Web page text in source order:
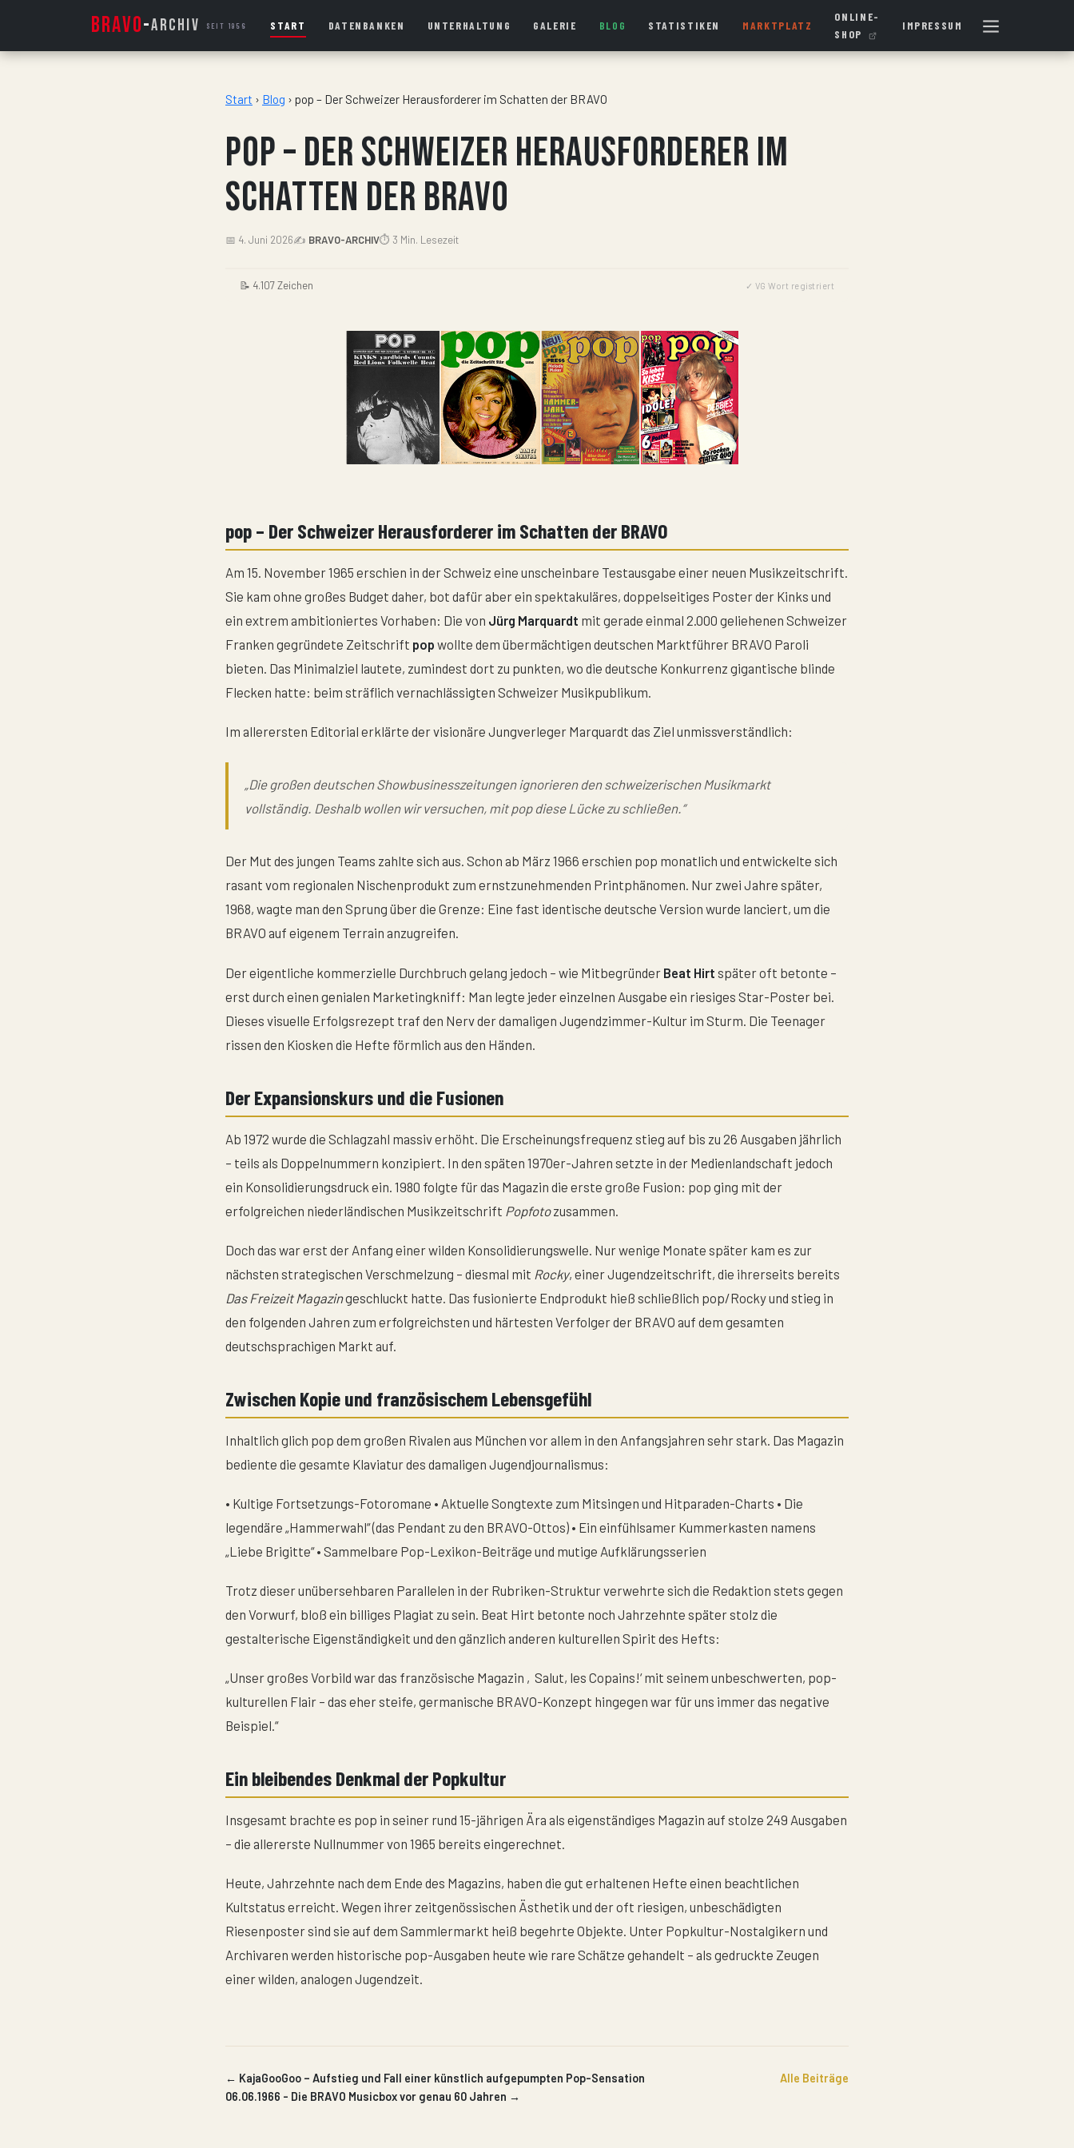
BRAVO-ARCHIV SEIT 1956 START DATENBANKEN UNTERHALTUNG GALERIE BLOG STATISTIKEN MARKTPLATZ
ONLINE-
SHOP
IMPRESSUM
Start › Blog › pop – Der Schweizer Herausforderer im Schatten der BRAVO
pop – Der Schweizer Herausforderer im
Schatten der BRAVO
📅 4. Juni 2026✍️ BRAVO-ARCHIV⏱ 3 Min. Lesezeit
📝 4.107 Zeichen ✓ VG Wort registriert
pop – Der Schweizer Herausforderer im Schatten der BRAVO
Am 15. November 1965 erschien in der Schweiz eine unscheinbare Testausgabe einer neuen Musikzeitschrift.
Sie kam ohne großes Budget daher, bot dafür aber ein spektakuläres, doppelseitiges Poster der Kinks und
ein extrem ambitioniertes Vorhaben: Die von Jürg Marquardt mit gerade einmal 2.000 geliehenen Schweizer
Franken gegründete Zeitschrift pop wollte dem übermächtigen deutschen Marktführer BRAVO Paroli
bieten. Das Minimalziel lautete, zumindest dort zu punkten, wo die deutsche Konkurrenz gigantische blinde
Flecken hatte: beim sträflich vernachlässigten Schweizer Musikpublikum.
Im allerersten Editorial erklärte der visionäre Jungverleger Marquardt das Ziel unmissverständlich:
„Die großen deutschen Showbusinesszeitungen ignorieren den schweizerischen Musikmarkt
vollständig. Deshalb wollen wir versuchen, mit pop diese Lücke zu schließen.“
Der Mut des jungen Teams zahlte sich aus. Schon ab März 1966 erschien pop monatlich und entwickelte sich
rasant vom regionalen Nischenprodukt zum ernstzunehmenden Printphänomen. Nur zwei Jahre später,
1968, wagte man den Sprung über die Grenze: Eine fast identische deutsche Version wurde lanciert, um die
BRAVO auf eigenem Terrain anzugreifen.
Der eigentliche kommerzielle Durchbruch gelang jedoch – wie Mitbegründer Beat Hirt später oft betonte –
erst durch einen genialen Marketingkniff: Man legte jeder einzelnen Ausgabe ein riesiges Star-Poster bei.
Dieses visuelle Erfolgsrezept traf den Nerv der damaligen Jugendzimmer-Kultur im Sturm. Die Teenager
rissen den Kiosken die Hefte förmlich aus den Händen.
Der Expansionskurs und die Fusionen
Ab 1972 wurde die Schlagzahl massiv erhöht. Die Erscheinungsfrequenz stieg auf bis zu 26 Ausgaben jährlich
– teils als Doppelnummern konzipiert. In den späten 1970er-Jahren setzte in der Medienlandschaft jedoch
ein Konsolidierungsdruck ein. 1980 folgte für das Magazin die erste große Fusion: pop ging mit der
erfolgreichen niederländischen Musikzeitschrift Popfotozusammen.
Doch das war erst der Anfang einer wilden Konsolidierungswelle. Nur wenige Monate später kam es zur
nächsten strategischen Verschmelzung – diesmal mit Rocky, einer Jugendzeitschrift, die ihrerseits bereits
Das Freizeit Magazingeschluckt hatte. Das fusionierte Endprodukt hieß schließlich pop/Rocky und stieg in
den folgenden Jahren zum erfolgreichsten und härtesten Verfolger der BRAVO auf dem gesamten
deutschsprachigen Markt auf.
Zwischen Kopie und französischem Lebensgefühl
Inhaltlich glich pop dem großen Rivalen aus München vor allem in den Anfangsjahren sehr stark. Das Magazin
bediente die gesamte Klaviatur des damaligen Jugendjournalismus:
• Kultige Fortsetzungs-Fotoromane • Aktuelle Songtexte zum Mitsingen und Hitparaden-Charts • Die
legendäre „Hammerwahl“ (das Pendant zu den BRAVO-Ottos) • Ein einfühlsamer Kummerkasten namens
„Liebe Brigitte“ • Sammelbare Pop-Lexikon-Beiträge und mutige Aufklärungsserien
Trotz dieser unübersehbaren Parallelen in der Rubriken-Struktur verwehrte sich die Redaktion stets gegen
den Vorwurf, bloß ein billiges Plagiat zu sein. Beat Hirt betonte noch Jahrzehnte später stolz die
gestalterische Eigenständigkeit und den gänzlich anderen kulturellen Spirit des Hefts:
„Unser großes Vorbild war das französische Magazin ‚Salut, les Copains!‘ mit seinem unbeschwerten, pop-
kulturellen Flair – das eher steife, germanische BRAVO-Konzept hingegen war für uns immer das negative
Beispiel.“
Ein bleibendes Denkmal der Popkultur
Insgesamt brachte es pop in seiner rund 15-jährigen Ära als eigenständiges Magazin auf stolze 249 Ausgaben
– die allererste Nullnummer von 1965 bereits eingerechnet.
Heute, Jahrzehnte nach dem Ende des Magazins, haben die gut erhaltenen Hefte einen beachtlichen
Kultstatus erreicht. Wegen ihrer zeitgenössischen Ästhetik und der oft riesigen, unbeschädigten
Riesenposter sind sie auf dem Sammlermarkt heiß begehrte Objekte. Unter Popkultur-Nostalgikern und
Archivaren werden historische pop-Ausgaben heute wie rare Schätze gehandelt – als gedruckte Zeugen
einer wilden, analogen Jugendzeit.
← KajaGooGoo – Aufstieg und Fall einer künstlich aufgepumpten Pop-Sensation
Alle Beiträge
06.06.1966 - Die BRAVO Musicbox vor genau 60 Jahren →